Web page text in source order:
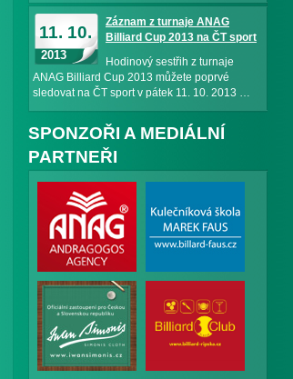
11. 10.
2013
Záznam z turnaje ANAG
Billiard Cup 2013 na ČT sport
Hodinový sestřih z turnaje
ANAG Billiard Cup 2013 můžete poprvé
sledovat na ČT sport v pátek 11. 10. 2013 …
SPONZOŘI A MEDIÁLNÍ
PARTNEŘI